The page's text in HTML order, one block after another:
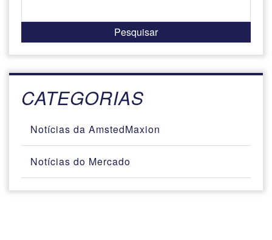
CATEGORIAS
Notícias da AmstedMaxion
Notícias do Mercado